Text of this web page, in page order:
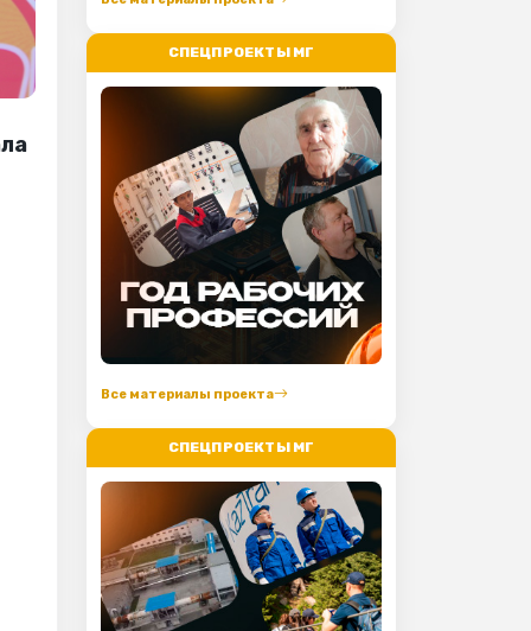
СПЕЦПРОЕКТЫ МГ
Все материалы проекта
СПЕЦПРОЕКТЫ МГ